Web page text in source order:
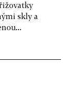
skly a